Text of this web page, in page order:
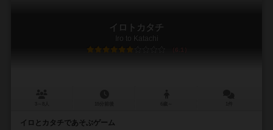
イロトカタチ
Iro to Katachi
6.1
イロとカタチであそぶゲーム